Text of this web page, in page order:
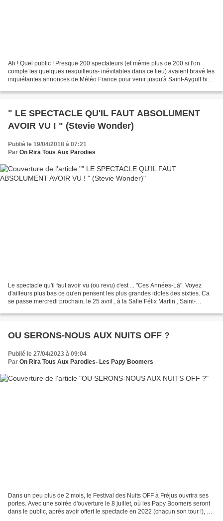
Ah ! Quel public ! Presque 200 spectateurs (et même plus de 200 si l'on
compte les quelques resquilleurs- inévitables dans ce lieu) avaient bravé les
inquiétantes annonces de Météo France pour venir jusqu'à Saint-Aygulf hier
" LE SPECTACLE QU'IL FAUT ABSOLUMENT
AVOIR VU ! " (Stevie Wonder)
Publié le 19/04/2018 à 07:21
Par On Rira Tous Aux Parodies
Le spectacle qu'il faut avoir vu (ou revu) c'est ... "Ces Années-Là". Voyez
d'ailleurs plus bas ce qu'en pensent les plus grandes idoles des sixties. Ca
se passe mercredi prochain, le 25 avril , à la Salle Félix Martin , Saint-
OU SERONS-NOUS AUX NUITS OFF ?
Publié le 27/04/2023 à 09:04
Par On Rira Tous Aux Parodies- Les Papy Boomers
Dans un peu plus de 2 mois, le Festival des Nuits OFF à Fréjus ouvrira ses
portes. Avec une soirée d'ouverture le 8 juillet, où les Papy Boomers seront
dans le public, après avoir offert le spectacle en 2022 (chacun son tour !), et